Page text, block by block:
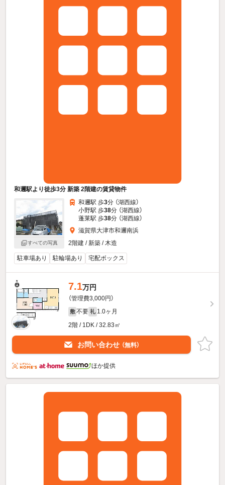
和邇駅より徒歩3分 新築 2階建の賃貸物件
すべての写真
和邇駅 歩3分 （湖西線）
小野駅 歩38分 （湖西線）
蓬莱駅 歩38分 （湖西線）
滋賀県大津市和邇南浜
2階建 / 新築 / 木造
駐車場あり 駐輪場あり 宅配ボックス
7.1万円
（管理費3,000円）
敷 不要 礼 1.0ヶ月
2階 / 1DK / 32.83㎡
お問い合わせ （無料）
ほか提供